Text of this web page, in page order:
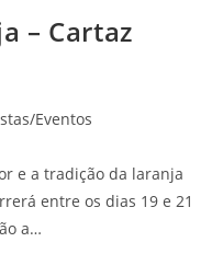
– Cartaz
Eventos
e a tradição da laranja
entre os dias 19 e 21
a…